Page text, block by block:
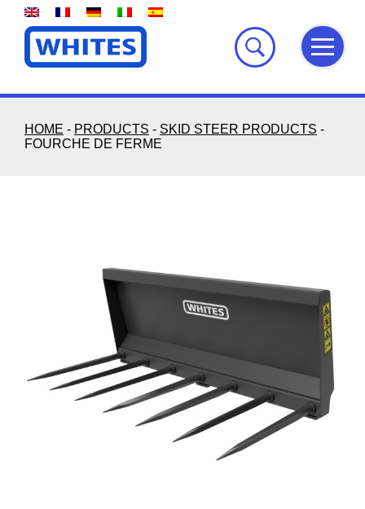
Skip
content
HOME - PRODUCTS - SKID STEER PRODUCTS -
FOURCHE DE FERME